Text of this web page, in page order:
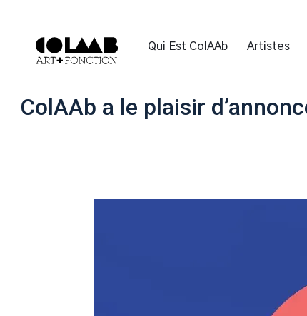
Qui Est ColAAb Artistes
ColAAb a le plaisir